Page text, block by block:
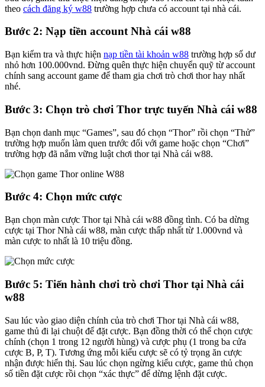
theo cách đăng ký w88 trường hợp chưa có account tại nhà cái.
Bước 2: Nạp tiền account Nhà cái w88
Bạn kiểm tra và thực hiện nạp tiền tài khoản w88 trường hợp số dư
nhỏ hơn 100.000vnd. Đừng quên thực hiện chuyển quỹ từ account
chính sang account game để tham gia chơi trò chơi thor hay nhất
nhé.
Bước 3: Chọn trò chơi Thor trực tuyến Nhà cái w88
Bạn chọn danh mục “Games”, sau đó chọn “Thor” rồi chọn “Thử”
trường hợp muốn làm quen trước đối với game hoặc chọn “Chơi”
trường hợp đã nắm vững luật chơi thor tại Nhà cái w88.
Bước 4: Chọn mức cược
Bạn chọn màn cược Thor tại Nhà cái w88 đồng tình. Có ba dừng
cược tại Thor Nhà cái w88, màn cược thấp nhất từ 1.000vnd và
màn cược to nhất là 10 triệu đồng.
Bước 5: Tiến hành chơi trò chơi Thor tại Nhà cái
w88
Sau lúc vào giao diện chính của trò chơi Thor tại Nhà cái w88,
game thủ đi lại chuột để đặt cược. Bạn đồng thời có thể chọn cược
chính (chọn 1 trong 12 người hùng) và cược phụ (1 trong ba cửa
cược B, P, T). Tương ứng mỗi kiểu cược sẽ có tỷ trọng ăn cược
nhận được hiển thị. Sau lúc chọn ngừng kiểu cược, game thủ chọn
số tiền đặt cược rồi chọn “xác thực” để dừng lệnh đặt cược.